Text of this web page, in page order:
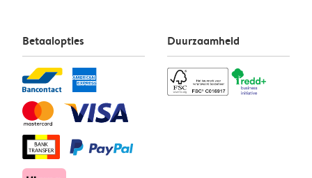
Betaalopties Duurzaamheid